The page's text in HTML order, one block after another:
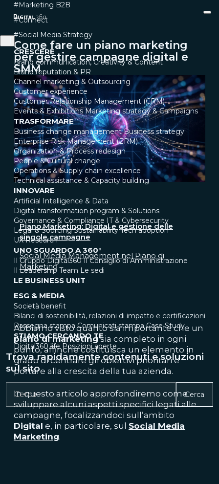
CRESCERE
Brand communication, Creativity & Content
Brand reputation & PR
Channel marketing & Outsourcing
Customer experience
Customer Relationship Management (CRM)
Events & Exhibitions Marketing strategy & Campaigns
TRASFORMARE
Business change management Business strategy
Enterprise Risk Management (ERM)
Organization & Process redesign
People & Cultural change
Operations & Supply chain excellence
Technical assistance & Capacity building
INNOVARE
Artificial Intelligence & Data
Digital transformation program & Solutions
Governance & Compliance IT & Cybersecurity
Legal & Sourcing Sustainability Tech adoption
UX Research
UNO SGUARDO A 360°
Il Gruppo Digital360 Il Consiglio di Amministrazione
Il Leadership Team Le sedi
LE BUSINESS UNIT
ESG & MEDIA
Società benefit
Bilanci di sostenibilità, relazioni di impatto e certificazioni
Rassegna stampa Comunicati stampa Case Study
STIAMO CERCANDO TE
Digital360 life Posizioni aperte
Trova rapidamente contenuti e soluzioni
sul sito
Cerca
#Marketing B2B
#Connect
#Social Media Strategy
Come fare un piano marketing
per gestire campagne digital e
SMM
Piano Marketing: Digital e gestione delle
singole campagne
Social Media Management nel Piano di
Marketing
Abbiamo visto quanto sia importante che un
piano di marketingsia completo in ogni
punto, affinché costituisca un elemento in
grado di centrare gli obiettivi prioritari e
portare alla crescita della tua azienda.
In questo articolo approfondiremo come
sviluppare alcuni aspetti specifici legati alle
campagne, focalizzandoci sull’ambito
Digital e, in particolare, sul Social Media
Marketing.